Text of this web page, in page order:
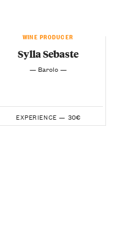
WINE PRODUCER
Sylla Sebaste
— Barolo —
EXPERIENCE — 30€